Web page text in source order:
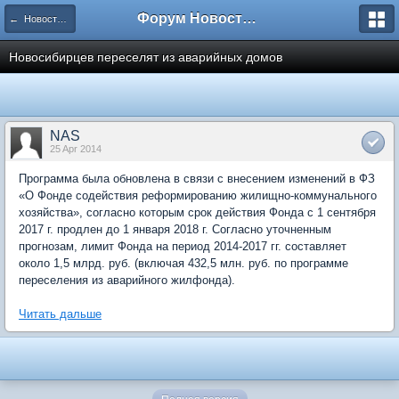
← Новости рынка недвижимости Форум Новостройки
Новосибирцев переселят из аварийных домов
NAS
25 Apr 2014
Программа была обновлена в связи с внесением изменений в ФЗ
«О Фонде содействия реформированию жилищно-коммунального
хозяйства», согласно которым срок действия Фонда с 1 сентября
2017 г. продлен до 1 января 2018 г. Согласно уточненным
прогнозам, лимит Фонда на период 2014-2017 гг. составляет
около 1,5 млрд. руб. (включая 432,5 млн. руб. по программе
переселения из аварийного жилфонда).
Читать дальше